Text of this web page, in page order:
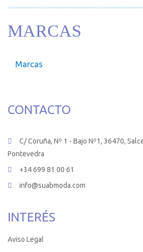
MARCAS
Marcas
CONTACTO
C/ Coruña, Nº 1 - Bajo Nº1, 36470,
Pontevedra
+34 699 81 00 61
info@suabmoda.com
INTERÉS
Aviso Legal